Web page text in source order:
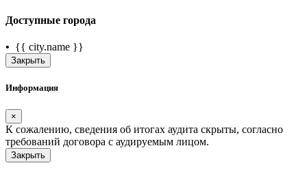
Доступные города
• {{ city.name }}
Закрыть
Информация
×
К сожалению, сведения об итогах аудита скрыты, согласно
требований договора с аудируемым лицом.
Закрыть